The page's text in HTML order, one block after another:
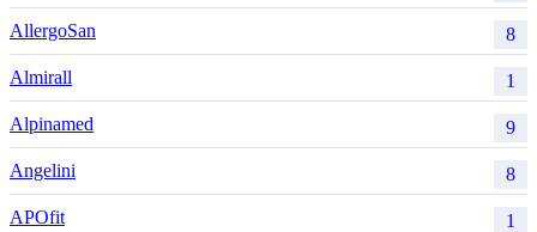
AllergoSan 8
Almirall 1
Alpinamed 9
Angelini 8
APOfit 1